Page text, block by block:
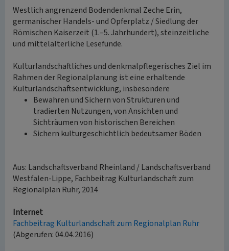
Westlich angrenzend Bodendenkmal Zeche Erin,
germanischer Handels- und Opferplatz / Siedlung der
Römischen Kaiserzeit (1.–5. Jahrhundert), steinzeitliche
und mittelalterliche Lesefunde.
Kulturlandschaftliches und denkmalpflegerisches Ziel im
Rahmen der Regionalplanung ist eine erhaltende
Kulturlandschaftsentwicklung, insbesondere
Bewahren und Sichern von Strukturen und
tradierten Nutzungen, von Ansichten und
Sichträumen von historischen Bereichen
Sichern kulturgeschichtlich bedeutsamer Böden
Aus: Landschaftsverband Rheinland / Landschaftsverband
Westfalen-Lippe, Fachbeitrag Kulturlandschaft zum
Regionalplan Ruhr, 2014
Internet
Fachbeitrag Kulturlandschaft zum Regionalplan Ruhr
(Abgerufen: 04.04.2016)